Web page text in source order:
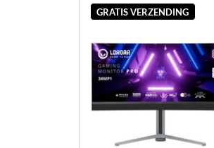
GRATIS VERZENDING